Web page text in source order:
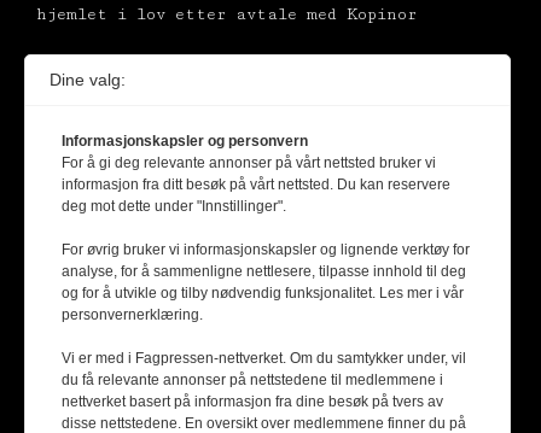
hjemlet i lov etter avtale med Kopinor
Dine valg:
Informasjonskapsler og personvern
For å gi deg relevante annonser på vårt nettsted bruker vi
informasjon fra ditt besøk på vårt nettsted. Du kan reservere
deg mot dette under "Innstillinger".
For øvrig bruker vi informasjonskapsler og lignende verktøy for
analyse, for å sammenligne nettlesere, tilpasse innhold til deg
og for å utvikle og tilby nødvendig funksjonalitet. Les mer i vår
personvernerklæring.
Vi er med i Fagpressen-nettverket. Om du samtykker under, vil
du få relevante annonser på nettstedene til medlemmene i
nettverket basert på informasjon fra dine besøk på tvers av
disse nettstedene. En oversikt over medlemmene finner du på